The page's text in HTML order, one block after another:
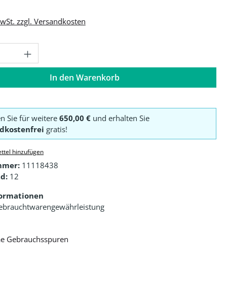
zzgl. Versandkosten
Anzahl: Gib den gewünschten Wert
In den Warenkorb
Sie für weitere 650,00 €und erhalten Sie
gratis!
hinzufügen
11118438
12
Gebrauchsspuren